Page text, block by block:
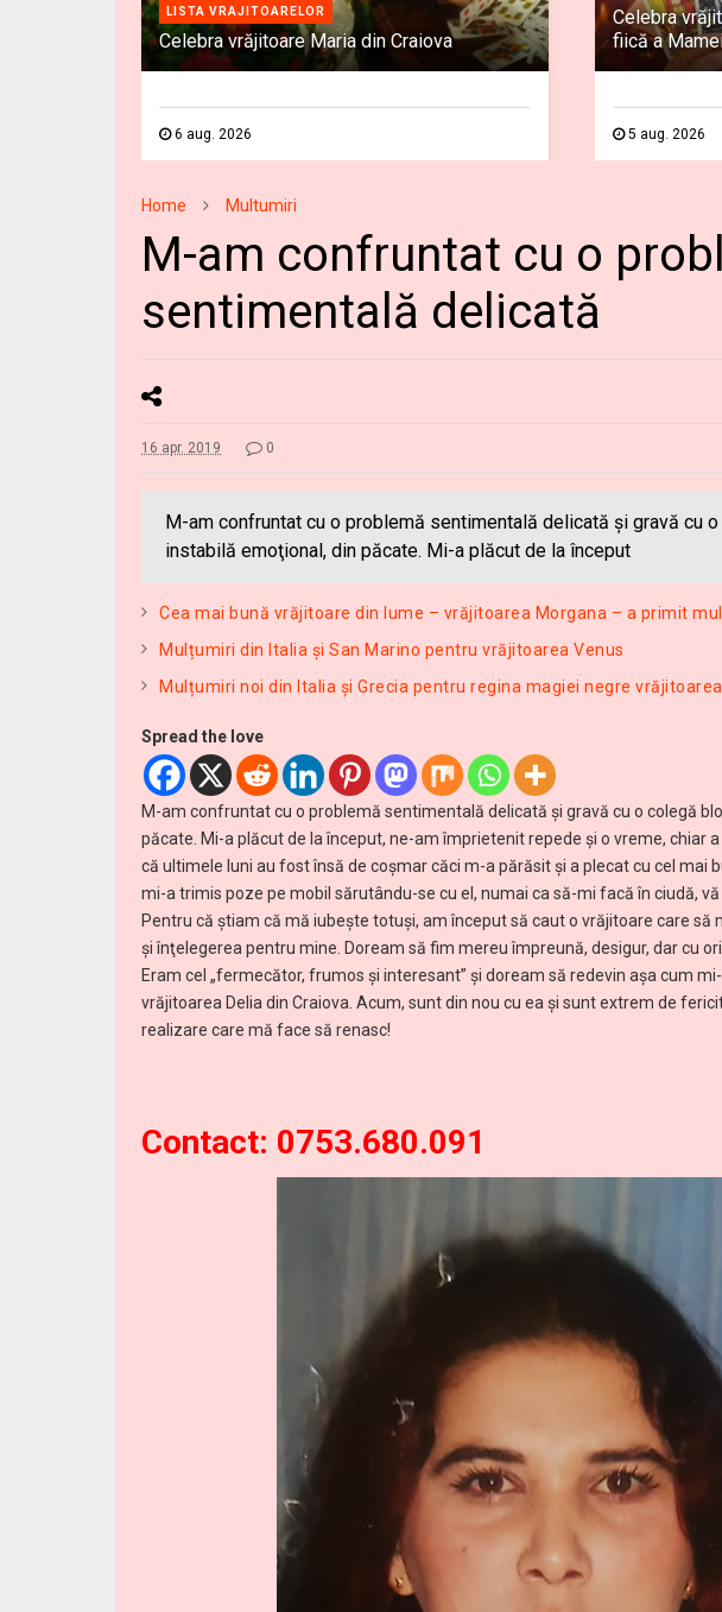
LISTA VRAJITOARELOR
Celebra vrăjitoare Maria din Craiova
6 aug. 2026
Celebra
fiică a
5 aug. 2026
Home Multumiri
M-am confruntat cu o
sentimentală delicată
16 apr. 2019 0
M-am confruntat cu o problemă sentimentală delicată și gravă cu
instabilă emoţional, din păcate. Mi-a plăcut de la început
Cea mai bună vrăjitoare din lume – vrăjitoarea Morgana – a primit
Mulțumiri din Italia și San Marino pentru vrăjitoarea Venus
Mulțumiri noi din Italia și Grecia pentru regina magiei negre
Spread the love
M-am confruntat cu o problemă sentimentală delicată și gravă cu o colegă
păcate. Mi-a plăcut de la început, ne-am împrietenit repede şi o vreme, chiar
că ultimele luni au fost însă de coşmar căci m-a părăsit și a plecat cu cel mai
mi-a trimis poze pe mobil sărutându-se cu el, numai ca să-mi facă în ciudă,
Pentru că știam că mă iubește totuşi, am început să caut o vrăjitoare care să
şi înţelegerea pentru mine. Doream să fim mereu împreună, desigur, dar cu
Eram cel „fermecător, frumos și interesant” şi doream să redevin aşa cum
vrăjitoarea Delia din Craiova. Acum, sunt din nou cu ea şi sunt extrem de
realizare care mă face să renasc!
Contact: 0753.680.091